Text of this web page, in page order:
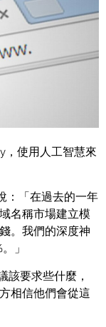
擎優化，還關係
，使用人工智慧來
：「在過去的一年
名稱市場建立模
。我們的深度神
」
該要求些什麼，
相信他們會從這